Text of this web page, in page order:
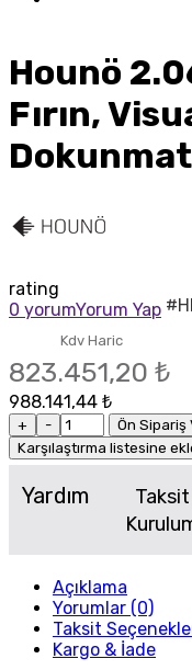
Hounö
Fırın,
rating
0 yorumYorum Yap
Kdv Haric
823.451,20 ₺
988.141,44 ₺
+ - Ön Sipariş
Karşılaştırma listesine
Yardım
Açıklama
Yorumlar (0)
Taksit
Kargo & İade